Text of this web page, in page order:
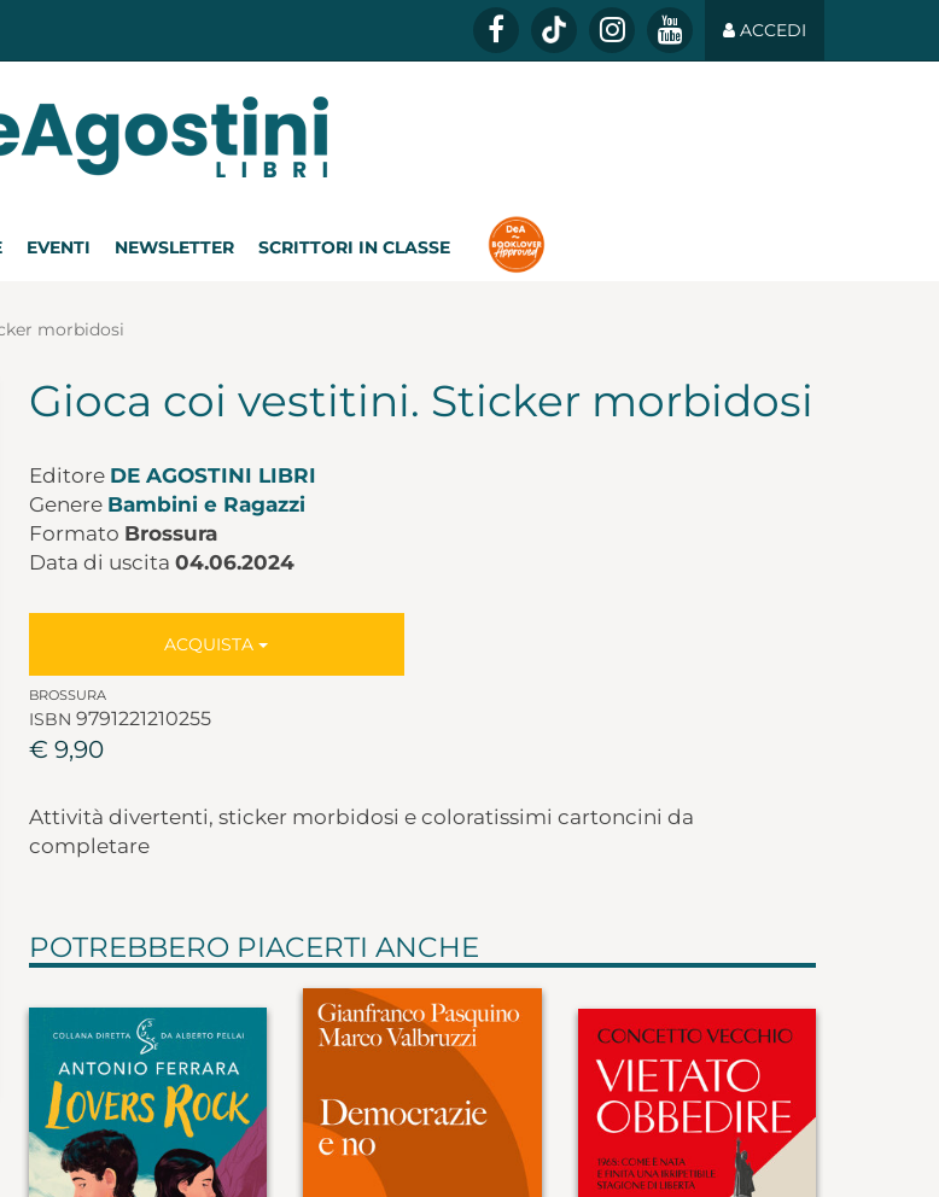
ACCEDI
EVENTI NEWSLETTER SCRITTORI IN CLASSE
morbidosi
Gioca coi vestitini. Sticker morbidosi
Editore DE AGOSTINI LIBRI
Genere Bambini e Ragazzi
Formato Brossura
Data di uscita 04.06.2024
ACQUISTA
BROSSURA
ISBN 9791221210255
€ 9,90
Attività divertenti, sticker morbidosi e coloratissimi cartoncini da
completare
POTREBBERO PIACERTI ANCHE